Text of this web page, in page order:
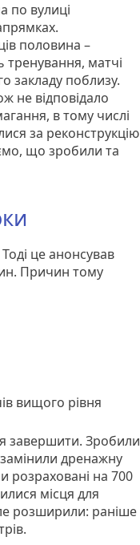
по вулиці
половина –
матчі
закладу поблизу.
не відповідало
в тому числі
за реконструкцію
що зробили та
це анонсував
Причин тому
вищого рівня
завершити. Зробили
дренажну
розраховані на 700
місця для
розширили: раніше